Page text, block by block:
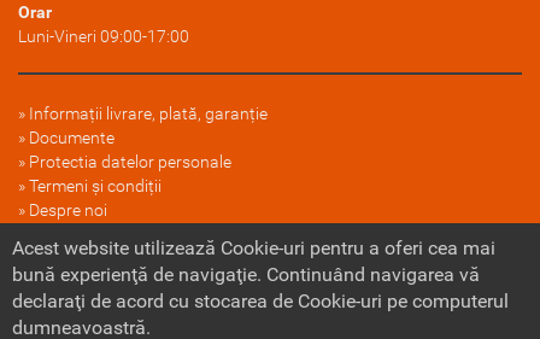
Orar
Luni-Vineri 09:00-17:00
Informații livrare, plată, garanție
Documente
Protectia datelor personale
Termeni și condiții
Despre noi
Politica cookie
Acest website utilizează Cookie-uri pentru a oferi cea mai
bună experienţă de navigaţie. Continuând navigarea vă
declaraţi de acord cu stocarea de Cookie-uri pe computerul
dumneavoastră.